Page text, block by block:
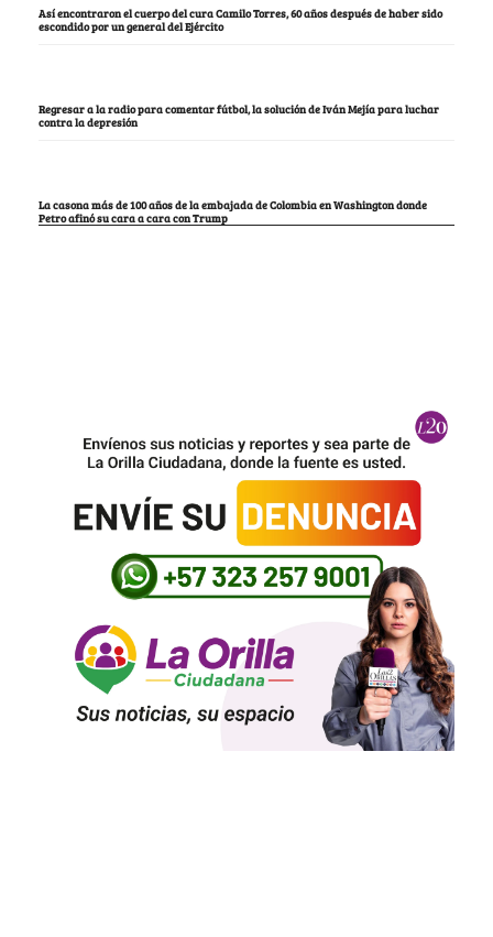
Así encontraron el cuerpo del cura Camilo Torres, 60 años después de haber sido
escondido por un general del Ejército
Regresar a la radio para comentar fútbol, la solución de Iván Mejía para luchar
contra la depresión
La casona más de 100 años de la embajada de Colombia en Washington donde
Petro afinó su cara a cara con Trump